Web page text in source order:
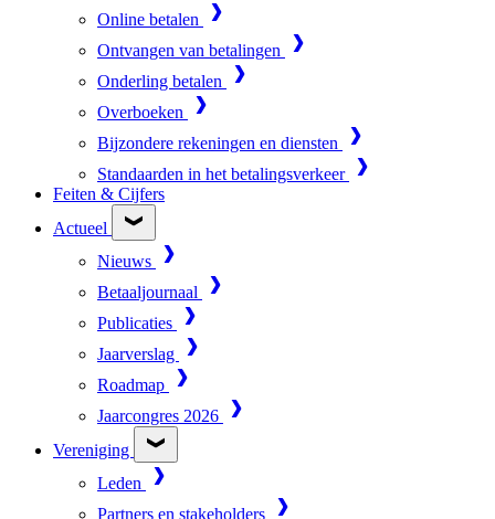
Online betalen
Ontvangen van betalingen
Onderling betalen
Overboeken
Bijzondere rekeningen en diensten
Standaarden in het betalingsverkeer
Feiten & Cijfers
Actueel
Nieuws
Betaaljournaal
Publicaties
Jaarverslag
Roadmap
Jaarcongres 2026
Vereniging
Leden
Partners en stakeholders